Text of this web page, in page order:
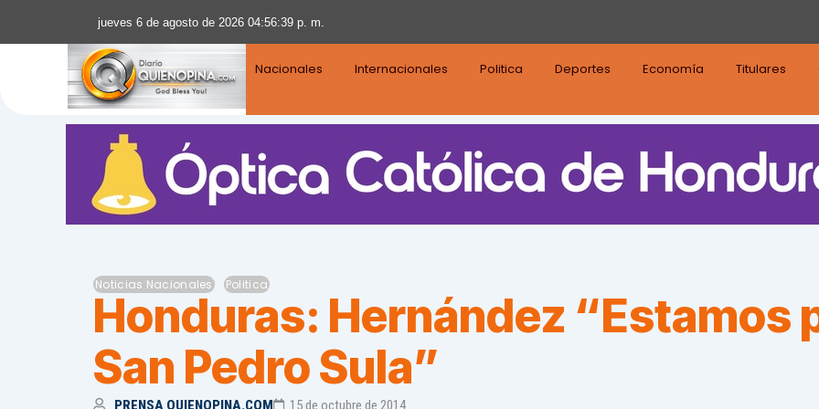
jueves 6 de agosto de 2026 04:56:40 p. m.
Nacionales Internacionales Politica Deportes Economía Titulares
Noticias Nacionales Politica
Honduras: Hernández “Estamos
San Pedro Sula”
PRENSA QUIENOPINA.COM 15 de octubre de 2014